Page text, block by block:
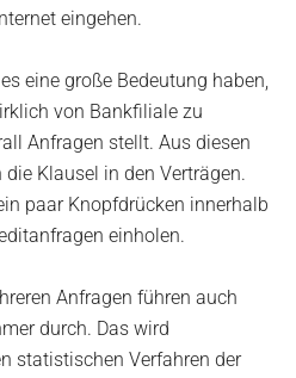
eingehen.
eine große Bedeutung haben,
von Bankfiliale zu
Anfragen stellt. Aus diesen
Klausel in den Verträgen.
paar Knopfdrücken innerhalb
einholen.
Anfragen führen auch
durch. Das wird
statistischen Verfahren der